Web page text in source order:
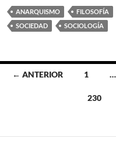
ANARQUISMO FILOSOFÍA
SOCIEDAD
SOCIOLOGÍA
entradas
← ANTERIOR 1 …
230